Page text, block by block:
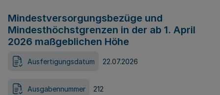
Mindestversorgungsbezüge und
Mindesthöchstgrenzen in der ab 1. April
2026 maßgeblichen Höhe
Ausfertigungsdatum 22.07.2026
Ausgabennummer 212